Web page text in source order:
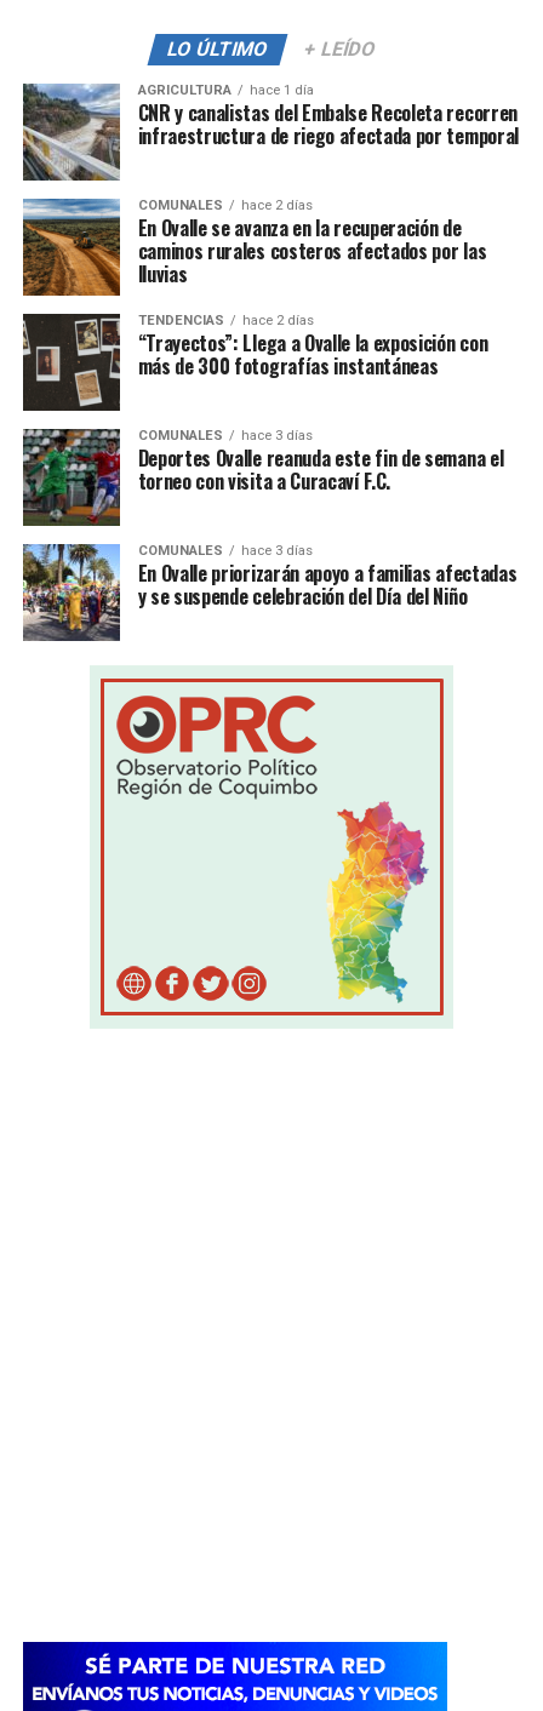
LO ÚLTIMO + LEÍDO
AGRICULTURA hace 1 día
CNR y canalistas del Embalse Recoleta recorren
infraestructura de riego afectada por temporal
COMUNALES hace 2 días
En Ovalle se avanza en la recuperación de
caminos rurales costeros afectados por las
lluvias
TENDENCIAS hace 2 días
“Trayectos”: Llega a Ovalle la exposición con
más de 300 fotografías instantáneas
COMUNALES hace 3 días
Deportes Ovalle reanuda este fin de semana el
torneo con visita a Curacaví F.C.
COMUNALES hace 3 días
En Ovalle priorizarán apoyo a familias afectadas
y se suspende celebración del Día del Niño